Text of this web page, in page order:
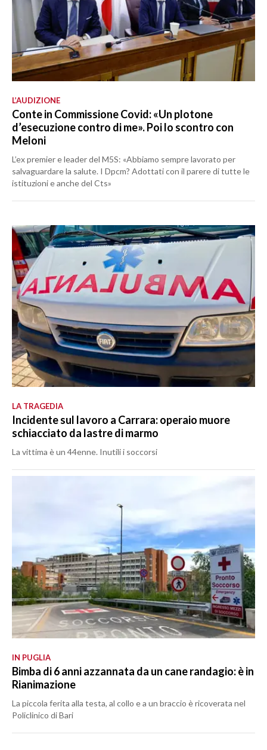
L’AUDIZIONE
Conte in Commissione Covid: «Un plotone
d’esecuzione contro di me». Poi lo scontro con
Meloni
L’ex premier e leader del M5S: «Abbiamo sempre lavorato per
salvaguardare la salute. I Dpcm? Adottati con il parere di tutte le
istituzioni e anche del Cts»
LA TRAGEDIA
Incidente sul lavoro a Carrara: operaio muore
schiacciato da lastre di marmo
La vittima è un 44enne. Inutili i soccorsi
IN PUGLIA
Bimba di 6 anni azzannata da un cane randagio: è in
Rianimazione
La piccola ferita alla testa, al collo e a un braccio è ricoverata nel
Policlinico di Bari